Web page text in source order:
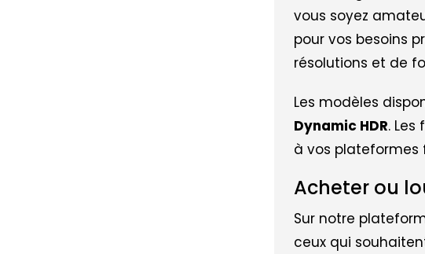
vous soyez
pour vos besoins
résolutions et de
Les modèles
Dynamic HDR.
à vos plateformes
Acheter ou
Sur notre
ceux qui